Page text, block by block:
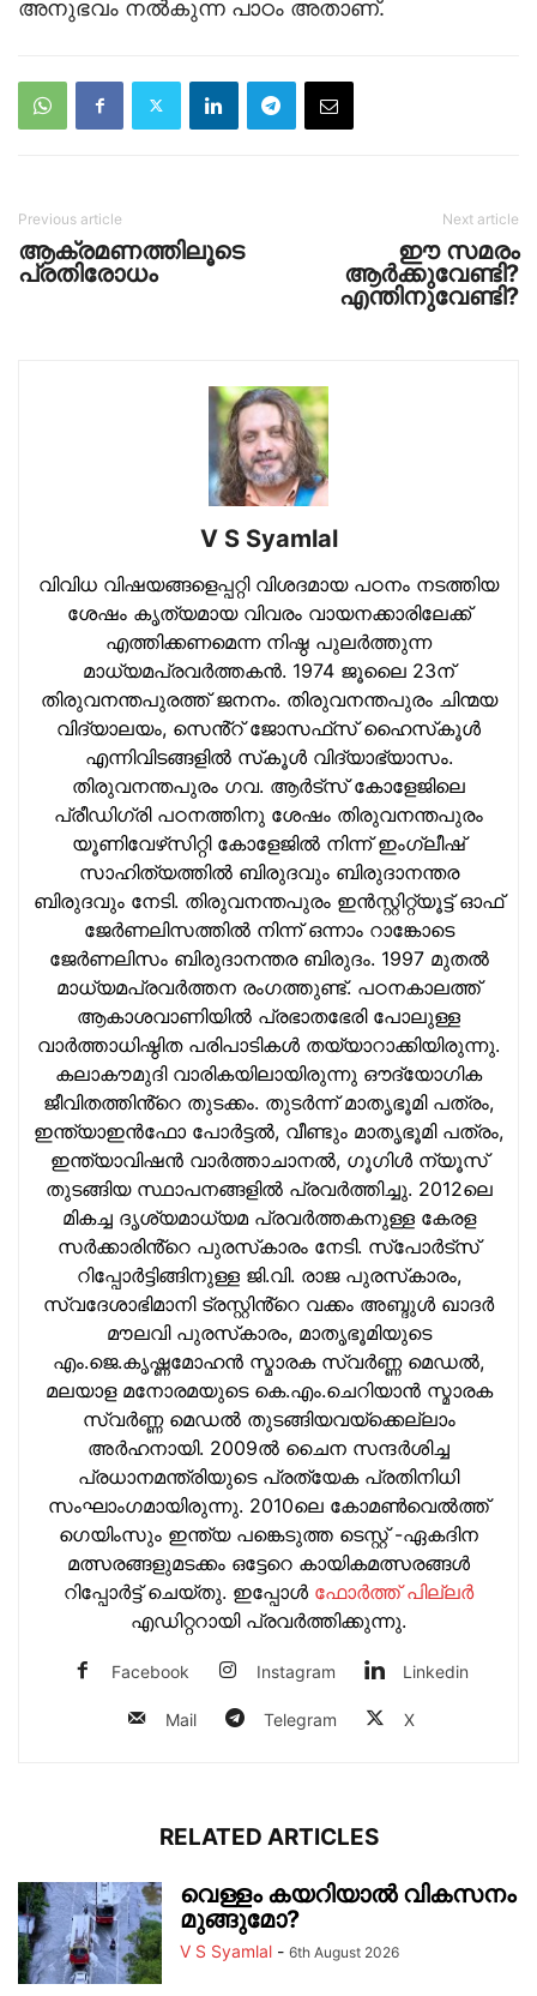
അനുഭവം നല്‍കുന്ന പാഠം അതാണ്.
Previous article
ആക്രമണത്തിലൂടെ
പ്രതിരോധം
Next article
ഈ സമരം
ആര്‍ക്കുവേണ്ടി?
എന്തിനുവേണ്ടി?
V S Syamlal
വിവിധ വിഷയങ്ങളെപ്പറ്റി വിശദമായ പഠനം നടത്തിയ
ശേഷം കൃത്യമായ വിവരം വായനക്കാരിലേക്ക്
എത്തിക്കണമെന്ന നിഷ്ഠ പുലര്‍ത്തുന്ന
മാധ്യമപ്രവര്‍ത്തകന്‍. 1974 ജൂലൈ 23ന്
തിരുവനന്തപുരത്ത് ജനനം. തിരുവനന്തപുരം ചിന്മയ
വിദ്യാലയം, സെൻ്റ് ജോസഫ്‌സ് ഹൈസ്‌കൂള്‍
എന്നിവിടങ്ങളില്‍ സ്‌കൂള്‍ വിദ്യാഭ്യാസം.
തിരുവനന്തപുരം ഗവ. ആര്‍ട്‌സ് കോളേജിലെ
പ്രീഡിഗ്രി പഠനത്തിനു ശേഷം തിരുവനന്തപുരം
യൂണിവേഴ്‌സിറ്റി കോളേജില്‍ നിന്ന് ഇംഗ്ലീഷ്
സാഹിത്യത്തില്‍ ബിരുദവും ബിരുദാനന്തര
ബിരുദവും നേടി. തിരുവനന്തപുരം ഇന്‍സ്റ്റിറ്റ്യൂട്ട് ഓഫ്
ജേര്‍ണലിസത്തില്‍ നിന്ന് ഒന്നാം റാങ്കോടെ
ജേര്‍ണലിസം ബിരുദാനന്തര ബിരുദം. 1997 മുതല്‍
മാധ്യമപ്രവര്‍ത്തന രംഗത്തുണ്ട്. പഠനകാലത്ത്
ആകാശവാണിയില്‍ പ്രഭാതഭേരി പോലുള്ള
വാര്‍ത്താധിഷ്ഠിത പരിപാടികള്‍ തയ്യാറാക്കിയിരുന്നു.
കലാകൗമുദി വാരികയിലായിരുന്നു ഔദ്യോഗിക
ജീവിതത്തിൻ്റെ തുടക്കം. തുടര്‍ന്ന് മാതൃഭൂമി പത്രം,
ഇന്ത്യാഇന്‍ഫോ പോർട്ടൽ, വീണ്ടും മാതൃഭൂമി പത്രം,
ഇന്ത്യാവിഷന്‍ വാർത്താചാനൽ, ഗൂഗിൾ ന്യൂസ്
തുടങ്ങിയ സ്ഥാപനങ്ങളില്‍ പ്രവര്‍ത്തിച്ചു. 2012ലെ
മികച്ച ദൃശ്യമാധ്യമ പ്രവര്‍ത്തകനുള്ള കേരള
സർക്കാരിൻ്റെ പുരസ്‌കാരം നേടി. സ്പോർട്സ്
റിപ്പോർട്ടിങ്ങിനുള്ള ജി.വി. രാജ പുരസ്‌കാരം,
സ്വദേശാഭിമാനി ട്രസ്റ്റിൻ്റെ വക്കം അബ്ദുള്‍ ഖാദര്‍
മൗലവി പുരസ്‌കാരം, മാതൃഭൂമിയുടെ
എം.ജെ.കൃഷ്ണമോഹന്‍ സ്മാരക സ്വര്‍ണ്ണ മെഡല്‍,
മലയാള മനോരമയുടെ കെ.എം.ചെറിയാന്‍ സ്മാരക
സ്വര്‍ണ്ണ മെഡല്‍ തുടങ്ങിയവയ്‌ക്കെല്ലാം
അര്‍ഹനായി. 2009ല്‍ ചൈന സന്ദര്‍ശിച്ച
പ്രധാനമന്ത്രിയുടെ പ്രത്യേക പ്രതിനിധി
സംഘാംഗമായിരുന്നു. 2010ലെ കോമണ്‍വെല്‍ത്ത്
ഗെയിംസും ഇന്ത്യ പങ്കെടുത്ത ടെസ്റ്റ് -ഏകദിന
മത്സരങ്ങളുമടക്കം ഒട്ടേറെ കായികമത്സരങ്ങള്‍
റിപ്പോര്‍ട്ട് ചെയ്തു. ഇപ്പോള്‍ ഫോ‍ർത്ത് പില്ല‍ർ
എഡിറ്ററായി പ്രവ‍ർത്തിക്കുന്നു.
Facebook Instagram Linkedin
Mail Telegram X
RELATED ARTICLES
വെള്ളം കയറിയാൽ വികസനം
മുങ്ങുമോ?
V S Syamlal - 6th August 2026